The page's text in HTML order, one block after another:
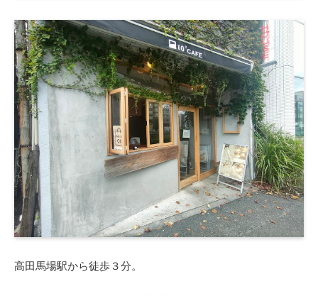
高田馬場駅から徒歩３分。